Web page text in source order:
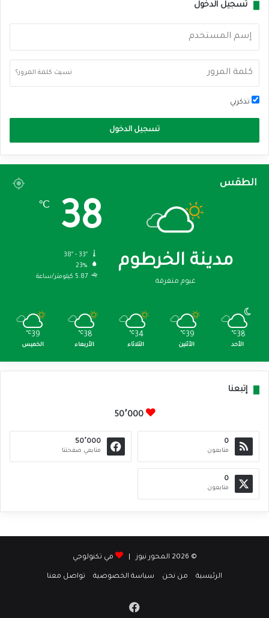
تسجيل الدخول
نسيت كلمة المرور؟
تذكرني
تسجيل الدخول
الطقس
مدينة الخرطوم
غيوم متفرقة
38
℃
23%
5.87 كيلومتر/ساعة
38
℃
الأحد
39
℃
الأثنين
34
℃
الثلاثاء
38
℃
الأربعاء
39
℃
الخميس
إتبعنا
50٬000
0
متابعون
50٬000
متابعي صفحتنا
0
متابعون
© 2026 المحور نيوز | مي تكنولوجي
الرئيسية من نحن سياسة الخصوصية تواصل معنا